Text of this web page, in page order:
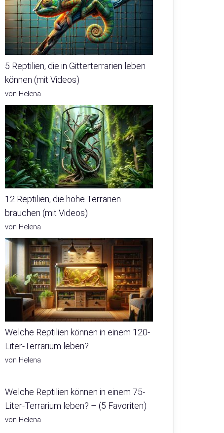
5 Reptilien, die in Gitterterrarien leben
können (mit Videos)
von Helena
12 Reptilien, die hohe Terrarien
brauchen (mit Videos)
von Helena
Welche Reptilien können in einem 120-
Liter-Terrarium leben?
von Helena
Welche Reptilien können in einem 75-
Liter-Terrarium leben? – (5 Favoriten)
von Helena